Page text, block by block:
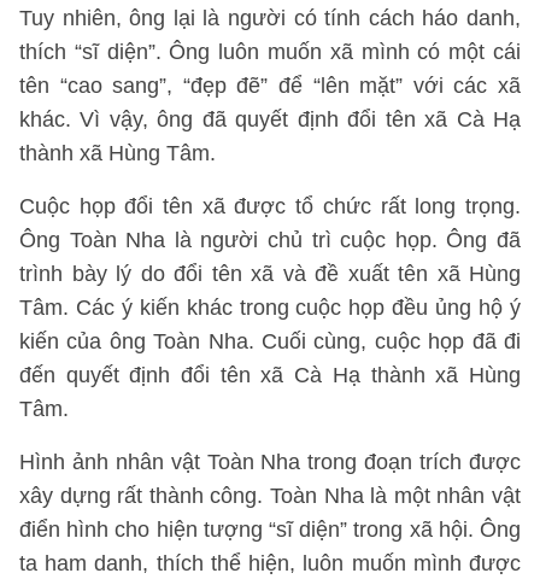
Tuy nhiên, ông lại là người có tính cách háo danh,
thích “sĩ diện”. Ông luôn muốn xã mình có một cái
tên “cao sang”, “đẹp đẽ” để “lên mặt” với các xã
khác. Vì vậy, ông đã quyết định đổi tên xã Cà Hạ
thành xã Hùng Tâm.
Cuộc họp đổi tên xã được tổ chức rất long trọng.
Ông Toàn Nha là người chủ trì cuộc họp. Ông đã
trình bày lý do đổi tên xã và đề xuất tên xã Hùng
Tâm. Các ý kiến khác trong cuộc họp đều ủng hộ ý
kiến của ông Toàn Nha. Cuối cùng, cuộc họp đã đi
đến quyết định đổi tên xã Cà Hạ thành xã Hùng
Tâm.
Hình ảnh nhân vật Toàn Nha trong đoạn trích được
xây dựng rất thành công. Toàn Nha là một nhân vật
điển hình cho hiện tượng “sĩ diện” trong xã hội. Ông
ta ham danh, thích thể hiện, luôn muốn mình được